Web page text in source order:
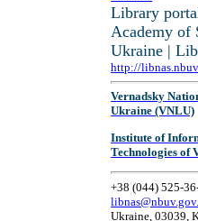
Library
Academy of
Ukraine |
http://
Vernadsky
Ukraine (VNLU)
Institute of
Technologies of
+38 (044) 525-
Ukraine, 03039,